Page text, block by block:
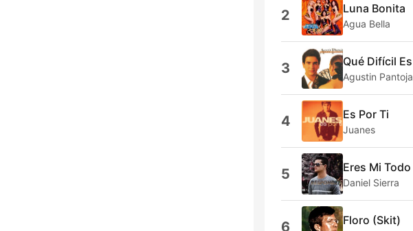
2 Luna Bonita
Agua Bella
3 Qué Difícil Es
Agustin Pantoja
4 Es Por Ti
Juanes
5 Eres Mi Todo
Daniel Sierra
6 Floro (Skit)